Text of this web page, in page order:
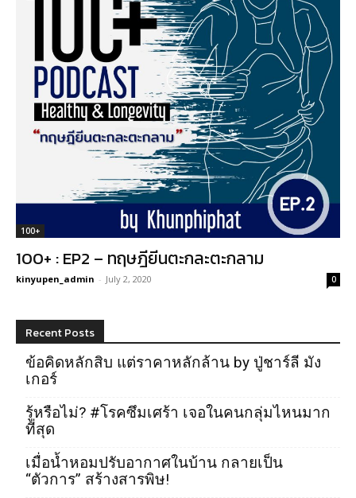
100+
100+ : EP2 – ทฤษฎียีนตะกละตะกลาม
kinyupen_admin - July 2, 2020 0
Recent Posts
ข้อคิดหลักสิบ แต่ราคาหลักล้าน by ปู่ชาร์ลี มัง
เกอร์
รู้หรือไม่? #โรคซึมเศร้า เจอในคนกลุ่มไหนมาก
ที่สุด
เมื่อน้ำหอมปรับอากาศในบ้าน กลายเป็น
“ตัวการ” สร้างสารพิษ!